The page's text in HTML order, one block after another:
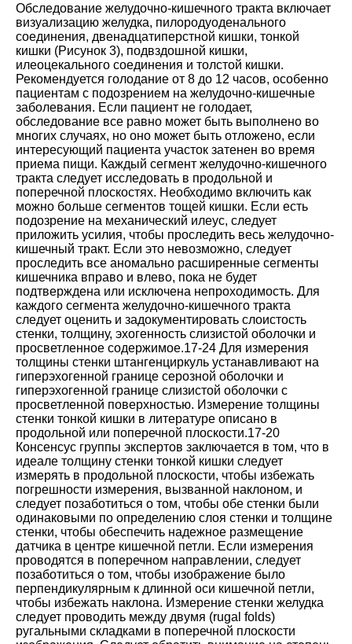
Обследование желудочно-кишечного тракта включает
визуализацию желудка, пилородуоденального
соединения, двенадцатиперстной кишки, тонкой
кишки (Рисунок 3), подвздошной кишки,
илеоцекального соединения и толстой кишки.
Рекомендуется голодание от 8 до 12 часов, особенно
пациентам с подозрением на желудочно-кишечные
заболевания. Если пациент не голодает,
обследование все равно может быть выполнено во
многих случаях, но оно может быть отложено, если
интересующий пациента участок затенен во время
приема пищи. Каждый сегмент желудочно-кишечного
тракта следует исследовать в продольной и
поперечной плоскостях. Необходимо включить как
можно больше сегментов тощей кишки. Если есть
подозрение на механический илеус, следует
приложить усилия, чтобы проследить весь желудочно-
кишечный тракт. Если это невозможно, следует
проследить все аномально расширенные сегменты
кишечника вправо и влево, пока не будет
подтверждена или исключена непроходимость. Для
каждого сегмента желудочно-кишечного тракта
следует оценить и задокументировать слоистость
стенки, толщину, эхогенность слизистой оболочки и
просветленное содержимое.17-24 Для измерения
толщины стенки штангенциркуль устанавливают на
гиперэхогенной границе серозной оболочки и
гиперэхогенной границе слизистой оболочки с
просветленной поверхностью. Измерение толщины
стенки тонкой кишки в литературе описано в
продольной или поперечной плоскости.17-20
Консенсус группы экспертов заключается в том, что в
идеале толщину стенки тонкой кишки следует
измерять в продольной плоскости, чтобы избежать
погрешности измерения, вызванной наклоном, и
следует позаботиться о том, чтобы обе стенки были
одинаковыми по определению слоя стенки и толщине
стенки, чтобы обеспечить надежное размещение
датчика в центре кишечной петли. Если измерения
проводятся в поперечном направлении, следует
позаботиться о том, чтобы изображение было
перпендикулярным к длинной оси кишечной петли,
чтобы избежать наклона. Измерение стенки желудка
следует проводить между двумя (rugal folds)
ругальными складками в поперечной плоскости